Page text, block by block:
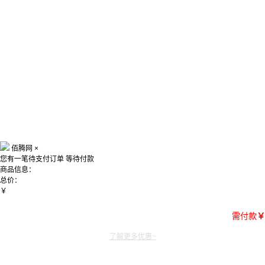
佰腾网 ×
您有一笔待支付订单 等待付款
商品信息：
总价：
￥
需付款￥
了解更多优惠~